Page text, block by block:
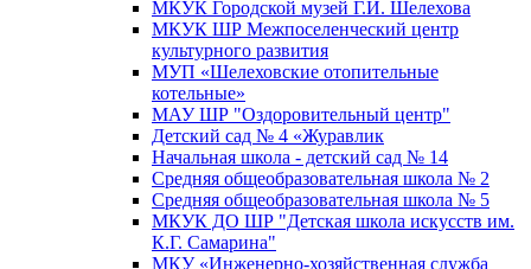
МКУК Городской музей Г.И. Шелехова
МКУК ШР Межпоселенческий центр
культурного развития
МУП «Шелеховские отопительные
котельные»
МАУ ШР "Оздоровительный центр"
Детский сад № 4 «Журавлик
Начальная школа - детский сад № 14
Средняя общеобразовательная школа № 2
Средняя общеобразовательная школа № 5
МКУК ДО ШР "Детская школа искусств им.
К.Г. Самарина"
МКУ «Инженерно-хозяйственная служба